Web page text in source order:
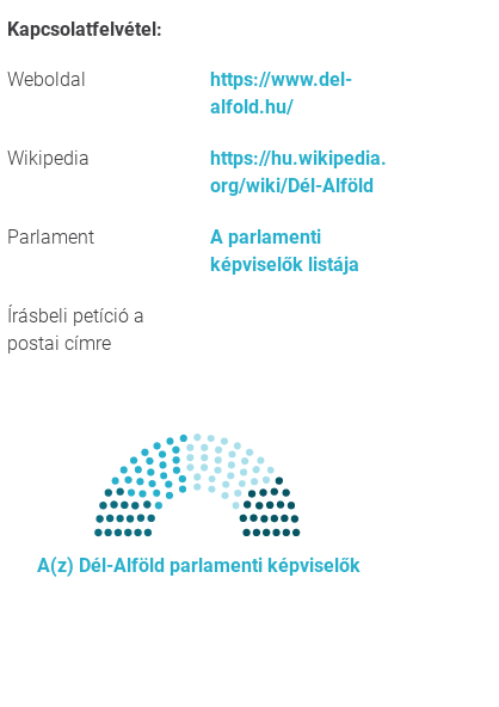
Kapcsolatfelvétel:
Weboldal
https://www.del-
alfold.hu/
Wikipedia
https://hu.wikipedia.
org/wiki/Dél-Alföld
Parlament
A parlamenti
képviselők listája
Írásbeli petíció a
postai címre
A(z) Dél-Alföld parlamenti képviselők